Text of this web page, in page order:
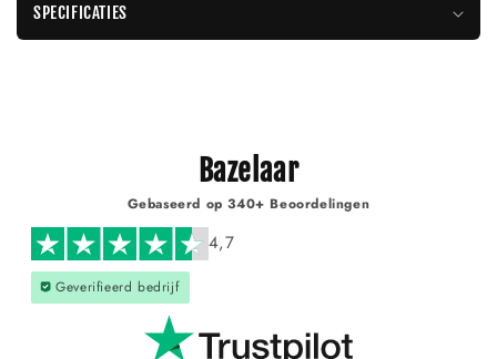
SPECIFICATIES
Bazelaar
Gebaseerd op 340+ Beoordelingen
4,7
Geverifieerd bedrijf